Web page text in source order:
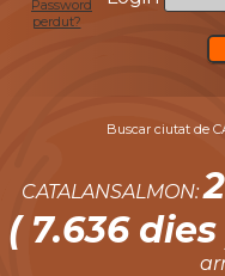
Password
perdut?
Buscar ciutat de
CATALANSALMON:
( 7.636 dies